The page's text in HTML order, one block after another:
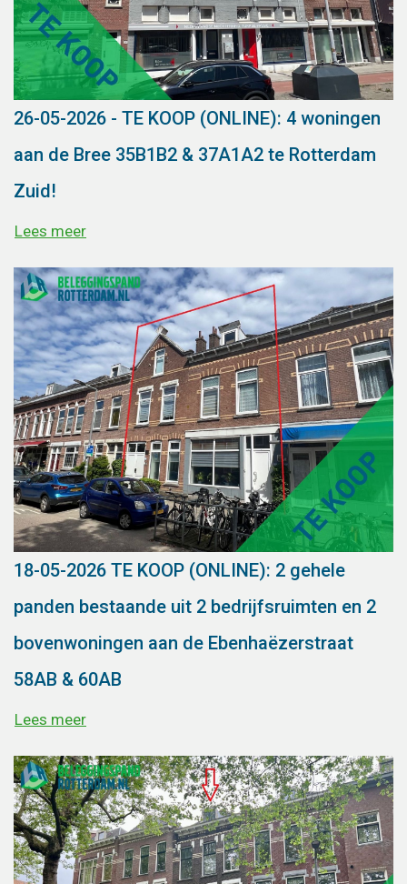
26-05-2026 - TE KOOP (ONLINE): 4 woningen
aan de Bree 35B1B2 & 37A1A2 te Rotterdam
Zuid!
Lees meer
18-05-2026 TE KOOP (ONLINE): 2 gehele
panden bestaande uit 2 bedrijfsruimten en 2
bovenwoningen aan de Ebenhaëzerstraat
58AB & 60AB
Lees meer